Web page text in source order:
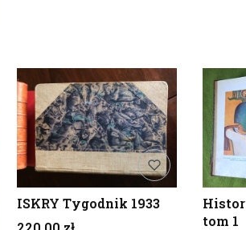
ISKRY Tygodnik 1933
Cena
tom 1